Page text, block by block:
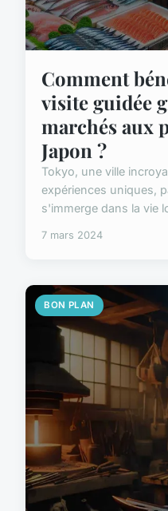
Comment
visite guidée
marchés aux
Japon ?
Tokyo, une ville
expériences uniques,
s'immerge dans la vie
7 mars 2024
BON PLAN